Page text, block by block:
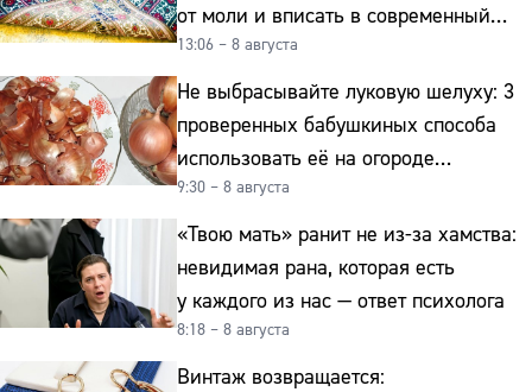
от моли и вписать в современный
интерьер
13:06 – 8 августа
Не выбрасывайте луковую шелуху: 3
проверенных бабушкиных способа
использовать её на огороде
и для здоровья этой зимой
9:30 – 8 августа
«Твою мать» ранит не из-за хамства:
невидимая рана, которая есть
у каждого из нас — ответ психолога
8:18 – 8 августа
Винтаж возвращается: